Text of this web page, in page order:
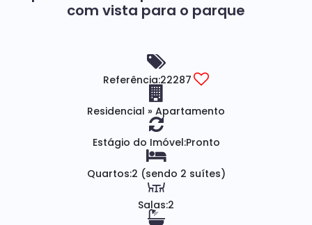
com vista para o parque
Referência:22287
Residencial » Apartamento
Estágio do Imóvel:Pronto
Quartos:2 (sendo 2 suítes)
Salas:2